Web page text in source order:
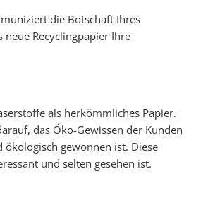
die Botschaft Ihres
Recyclingpapier Ihre
als herkömmliches Papier.
das Öko-Gewissen der Kunden
gewonnen ist. Diese
und selten gesehen ist.